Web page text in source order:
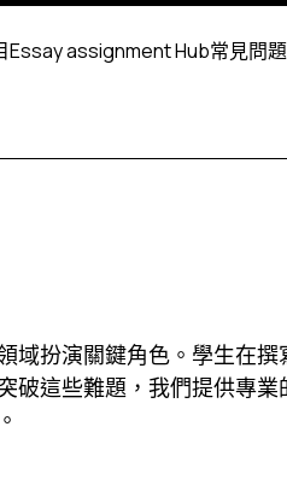
Essay assignment Hub常見問題
域扮演關鍵角色。學生在撰
破這些難題，我們提供專業